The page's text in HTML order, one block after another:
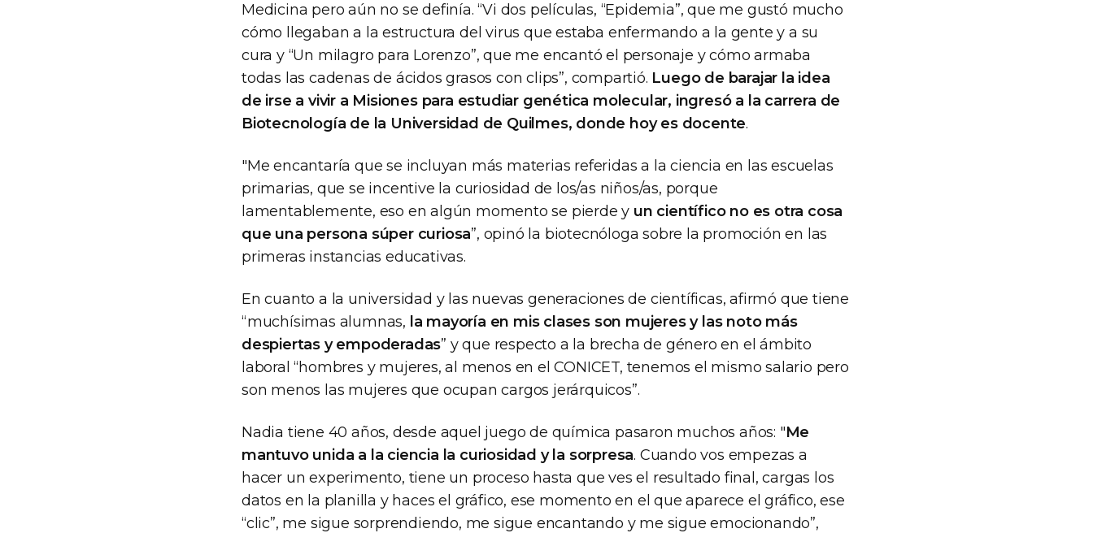
Medicina pero aún no se definía. “Vi dos películas, “Epidemia”, que me gustó mucho
cómo llegaban a la estructura del virus que estaba enfermando a la gente y a su
cura y “Un milagro para Lorenzo”, que me encantó el personaje y cómo armaba
todas las cadenas de ácidos grasos con clips”, compartió. Luego de barajar la idea
de irse a vivir a Misiones para estudiar genética molecular, ingresó a la carrera de
Biotecnología de la Universidad de Quilmes, donde hoy es docente.
"Me encantaría que se incluyan más materias referidas a la ciencia en las escuelas
primarias, que se incentive la curiosidad de los/as niños/as, porque
lamentablemente, eso en algún momento se pierde y un científico no es otra cosa
que una persona súper curiosa”, opinó la biotecnóloga sobre la promoción en las
primeras instancias educativas.
En cuanto a la universidad y las nuevas generaciones de científicas, afirmó que tiene
“muchísimas alumnas, la mayoría en mis clases son mujeres y las noto más
despiertas y empoderadas” y que respecto a la brecha de género en el ámbito
laboral “hombres y mujeres, al menos en el CONICET, tenemos el mismo salario pero
son menos las mujeres que ocupan cargos jerárquicos”.
Nadia tiene 40 años, desde aquel juego de química pasaron muchos años: "Me
mantuvo unida a la ciencia la curiosidad y la sorpresa. Cuando vos empezas a
hacer un experimento, tiene un proceso hasta que ves el resultado final, cargas los
datos en la planilla y haces el gráfico, ese momento en el que aparece el gráfico, ese
“clic”, me sigue sorprendiendo, me sigue encantando y me sigue emocionando”,